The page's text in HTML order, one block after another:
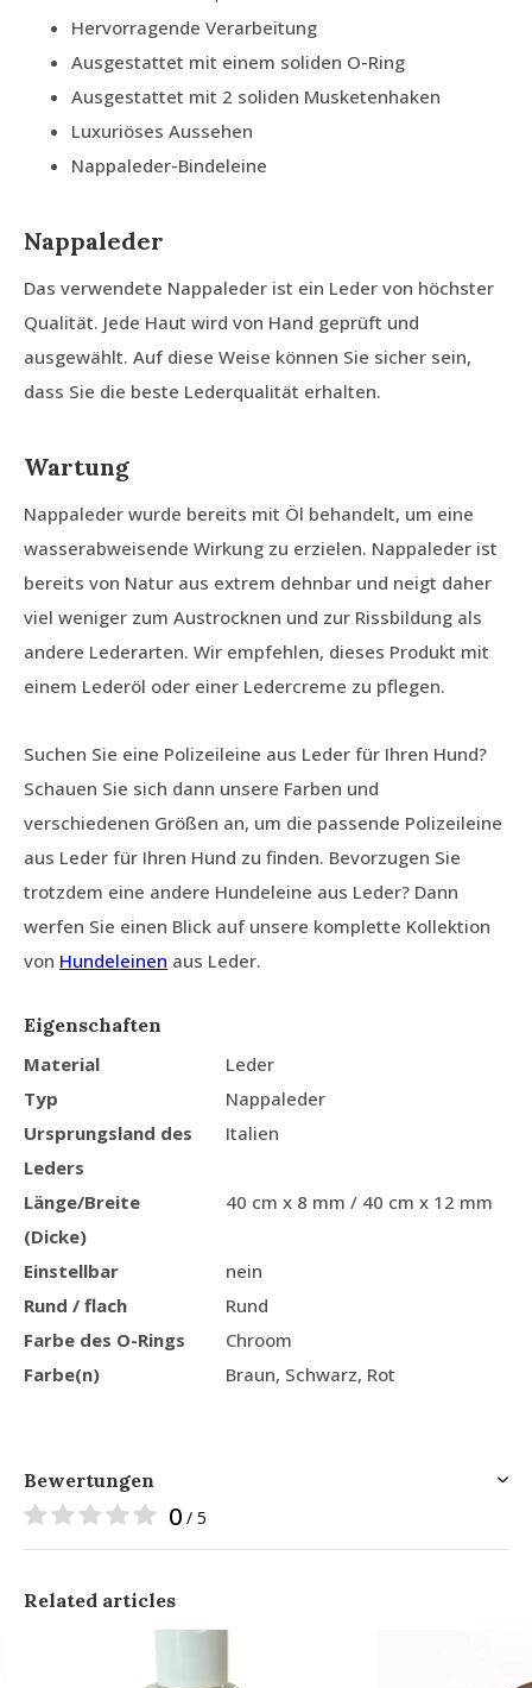
Hervorragende Verarbeitung
Ausgestattet mit einem soliden O-Ring
Ausgestattet mit 2 soliden Musketenhaken
Luxuriöses Aussehen
Nappaleder-Bindeleine
Nappaleder
Das verwendete Nappaleder ist ein Leder von höchster
Qualität. Jede Haut wird von Hand geprüft und
ausgewählt. Auf diese Weise können Sie sicher sein,
dass Sie die beste Lederqualität erhalten.
Wartung
Nappaleder wurde bereits mit Öl behandelt, um eine
wasserabweisende Wirkung zu erzielen. Nappaleder ist
bereits von Natur aus extrem dehnbar und neigt daher
viel weniger zum Austrocknen und zur Rissbildung als
andere Lederarten. Wir empfehlen, dieses Produkt mit
einem Lederöl oder einer Ledercreme zu pflegen.
Suchen Sie eine Polizeileine aus Leder für Ihren Hund?
Schauen Sie sich dann unsere Farben und
verschiedenen Größen an, um die passende Polizeileine
aus Leder für Ihren Hund zu finden. Bevorzugen Sie
trotzdem eine andere Hundeleine aus Leder? Dann
werfen Sie einen Blick auf unsere komplette Kollektion
von Hundeleinen aus Leder.
Eigenschaften
Material
Leder
Typ
Nappaleder
Ursprungsland des
Leders
Italien
Länge/Breite
(Dicke)
40 cm x 8 mm / 40 cm x 12 mm
Einstellbar
nein
Rund / flach
Rund
Farbe des O-Rings
Chroom
Farbe(n)
Braun, Schwarz, Rot
Bewertungen
0 / 5
Related articles